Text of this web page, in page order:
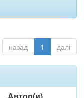
назад 1 далі